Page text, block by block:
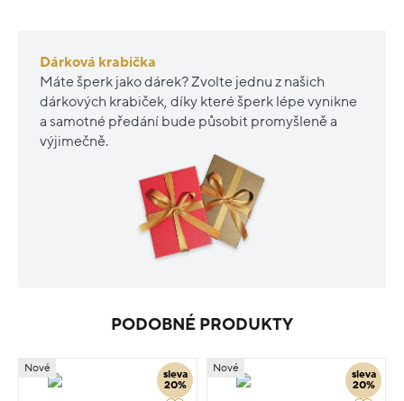
Dárková krabička
Máte šperk jako dárek? Zvolte jednu z našich
dárkových krabiček, díky které šperk lépe vynikne
a samotné předání bude působit promyšleně a
výjimečně.
PODOBNÉ PRODUKTY
sleva
20%
Nové
sleva
20%
Nové